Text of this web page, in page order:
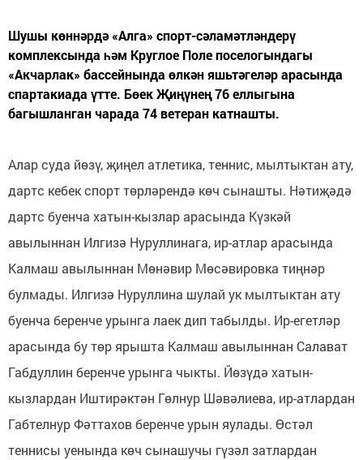
Шушы көннәрдә «Алга» спорт-сәламәтләндерү
комплексында һәм Круглое Поле поселогындагы
«Акчарлак» бассейнында өлкән яшьтәгеләр арасында
спартакиада үтте. Бөек Җиңүнең 76 еллыгына
багышланган чарада 74 ветеран катнашты.
Алар суда йөзү, җиңел атлетика, теннис, мылтыктан ату,
дартс кебек спорт төрләрендә көч сынашты. Нәтиҗәдә
дартс буенча хатын-кызлар арасында Күзкәй
авылыннан Илгизә Нуруллинага, ир-атлар арасында
Калмаш авылыннан Мөнәвир Мөсәвировка тиңнәр
булмады. Илгизә Нуруллина шулай ук мылтыктан ату
буенча беренче урынга лаек дип табылды. Ир-егетләр
арасында бу төр ярышта Калмаш авылыннан Салават
Габдуллин беренче урынга чыкты. Йөзүдә хатын-
кызлардан Иштирәктән Гөлнур Шәвәлиева, ир-атлардан
Габтелнур Фәттахов беренче урын яулады. Өстәл
теннисы уенында көч сынашучы гүзәл затлардан